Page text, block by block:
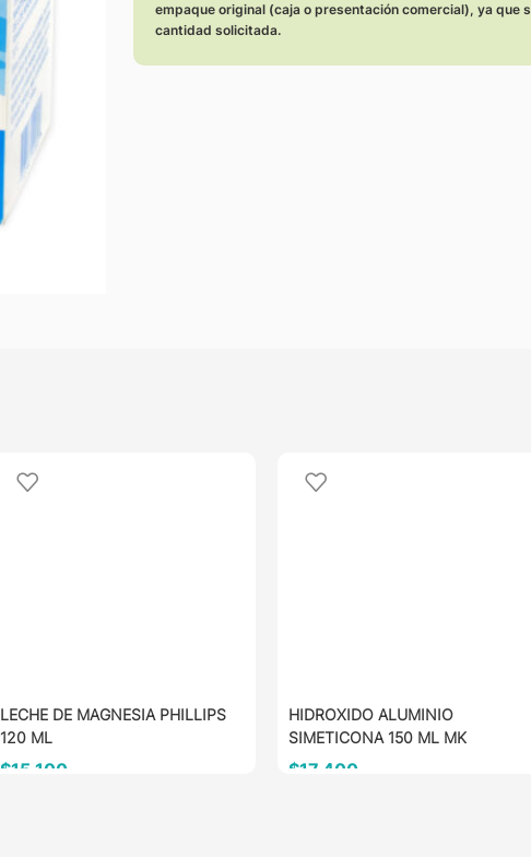
empaque original (caja o presentación comercial), ya que
cantidad solicitada.
LECHE DE MAGNESIA PHILLIPS
120 ML
$15.100
HIDROXIDO ALUMINIO
SIMETICONA 150 ML MK
$17.400